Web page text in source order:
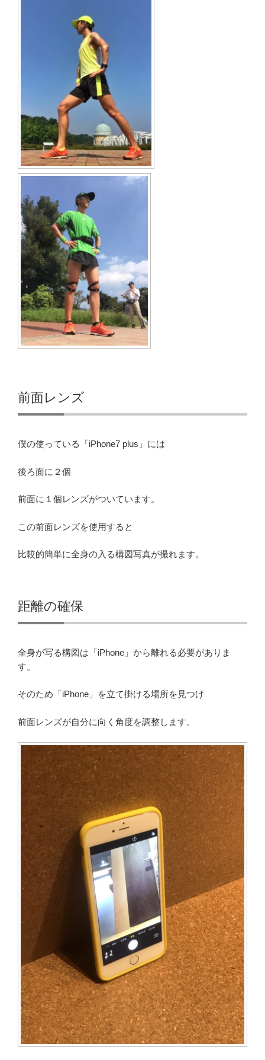
前面レンズ
僕の使っている「iPhone7 plus」には
後ろ面に２個
前面に１個レンズがついています。
この前面レンズを使用すると
比較的簡単に全身の入る構図写真が撮れます。
距離の確保
全身が写る構図は「iPhone」から離れる必要がありま
す。
そのため「iPhone」を立て掛ける場所を見つけ
前面レンズが自分に向く角度を調整します。